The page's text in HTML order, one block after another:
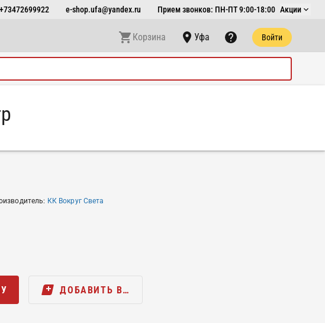
+73472699922 e-shop.ufa@yandex.ru Прием звонков: ПН-ПТ 9:00-18:00 Акции
Корзина Уфа Войти
: КК Вокруг Света
ДОБАВИТЬ В…